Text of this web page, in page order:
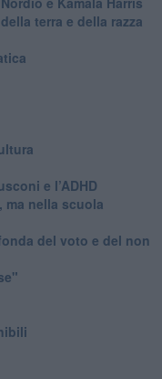
terra e della razza
e l’ADHD
ma nella scuola
del voto e del non